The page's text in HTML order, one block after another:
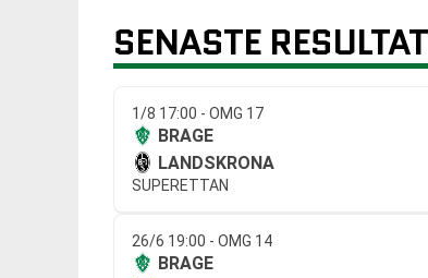
SENASTE
1/8 17:00 - OMG 17
BRAGE
LANDSKRONA
SUPERETTAN
26/6 19:00 - OMG 14
BRAGE